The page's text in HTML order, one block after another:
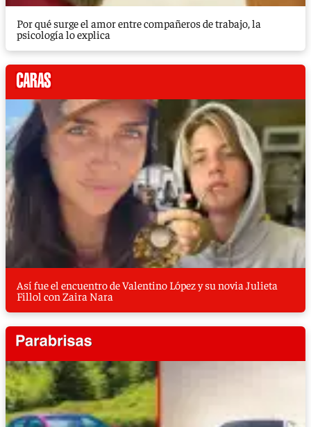
Por qué surge el amor entre compañeros de trabajo, la
psicología lo explica
Así fue el encuentro de Valentino López y su novia Julieta
Fillol con Zaira Nara